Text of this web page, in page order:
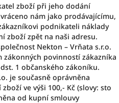
zboží při jeho dodání
nám jako prodávajícímu,
podnikateli náklady
zboží zpět na naši adresu.
Nekton – Vrňata s.r.o.
povinností zákazníka
1 občanského zákoníku.
je současně oprávněna
ve výši 100,- Kč (slovy: sto
od kupní smlouvy